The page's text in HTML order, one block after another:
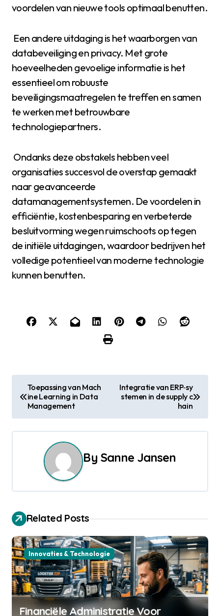
voordelen van nieuwe tools optimaal benutten.
Een andere uitdaging is het waarborgen van
databeveiliging en privacy. Met grote
hoeveelheden gevoelige informatie is het
essentieel om robuuste
beveiligingsmaatregelen te treffen en samen
te werken met betrouwbare
technologiepartners.
Ondanks deze obstakels hebben veel
organisaties succesvol de overstap gemaakt
naar geavanceerde
datamanagementsystemen. De voordelen in
efficiëntie, kostenbesparing en verbeterde
besluitvorming wegen ruimschoots op tegen
de initiële uitdagingen, waardoor bedrijven het
volledige potentieel van moderne technologie
kunnen benutten.
s
a
i
g
a
t
i
Toepassing van Mach
ine Learning in Data
Management
Integratie van ERP‑sy
stemen in de supply c
hain
By Sanne Jansen
Related Posts
Innovaties & Technologie
Financiële Administratie Voor